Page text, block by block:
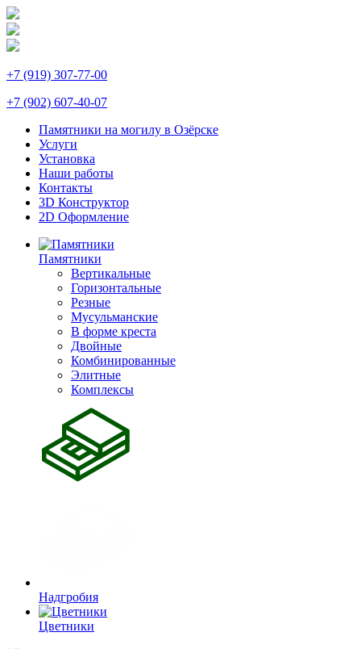
+7 (919) 307-77-00
+7 (902) 607-40-07
Памятники на могилу в Озёрске
Услуги
Установка
Наши работы
Контакты
3D Конструктор
2D Оформление
Памятники
Вертикальные
Горизонтальные
Резные
Мусульманские
В форме креста
Двойные
Комбинированные
Элитные
Комплексы
Надгробия
Цветники